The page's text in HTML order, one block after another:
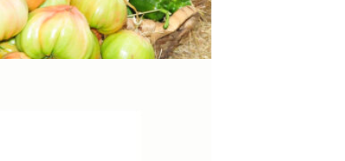
Quero ser Assinante